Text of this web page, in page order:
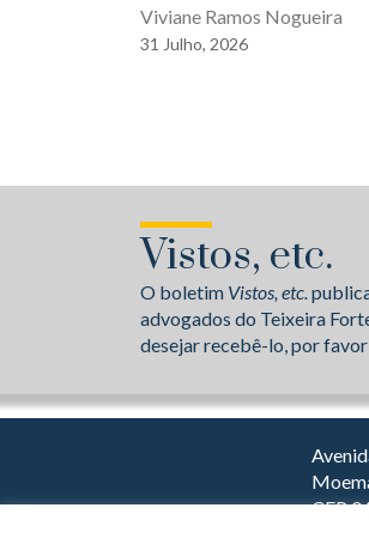
Viviane Ramos Nogueira
31 Julho, 2026
Vistos, etc.
O boletim Vistos, etc.
advogados do Teixeira
desejar recebê-lo, por
CEP